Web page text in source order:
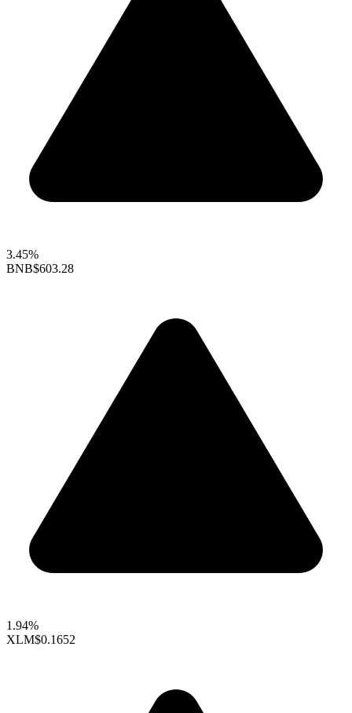
3.45%
BNB$603.28
1.94%
XLM$0.1652